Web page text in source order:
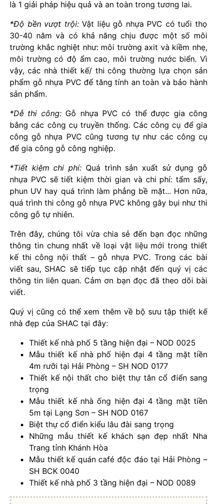
là 1 giải pháp hiệu quả và an toàn trong tương lai.
*Độ bền vượt trội:Vật liệu gỗ nhựa PVC có tuổi thọ
30-40 năm và có khả năng chịu được một số môi
trường khắc nghiệt như: môi trường axit và kiềm nhẹ,
môi trường có độ ẩm cao, môi trường nước biển. Vì
vậy, các nhà thiết kế/ thi công thường lựa chọn sản
phẩm gỗ nhựa PVC để tăng tính an toàn và bảo hành
sản phẩm.
*Dễ thi công:Gỗ nhựa PVC có thể được gia công
bằng các công cụ truyền thống. Các công cụ để gia
công gỗ nhựa PVC cũng tương tự như các công cụ
để gia công gỗ công nghiệp.
*Tiết kiệm chi phí: Quá trình sản xuất sử dụng gỗ
nhựa PVC sẽ tiết kiệm thời gian và chi phí: tẩm sấy,
phun UV hay quá trình làm phẳng bề mặt... Hơn nữa,
quá trình thi công gỗ nhựa PVC không gây bụi như thi
công gỗ tự nhiên.
Trên đây, chúng tôi vừa chia sẻ đến bạn đọc những
thông tin chung nhất về loại vật liệu mới trong thiết
kế thi công nội thất – gỗ nhựa PVC. Trong các bài
viết sau, SHAC sẽ tiếp tục cập nhật đến quý vị các
thông tin liên quan. Cảm ơn bạn đọc đã theo dõi bài
viết.
Quý vị cũng có thể xem thêm về bộ sưu tập thiết kế
nhà đẹp của SHAC tại đây:
Thiết kế nhà phố 5 tầng hiện đại – NOD 0025
Mẫu thiết kế nhà phố hiện đại 4 tầng mặt tiền
4m rưỡi tại Hải Phòng – SH NOD 0177
Thiết kế nội thất cho biệt thự tân cổ điển sang
trọng
Mẫu thiết kế nhà ống hiện đại 4 tầng mặt tiền
5m tại Lạng Sơn – SH NOD 0167
Biệt thự cổ điển kiểu lâu đài sang trọng
Những mẫu thiết kế khách sạn đẹp nhất Nha
Trang tỉnh Khánh Hòa
Mẫu thiết kế quán café độc đáo tại Hải Phòng –
SH BCK 0040
Thiết kế nhà phố 3 tầng hiện đại – NOD 0089